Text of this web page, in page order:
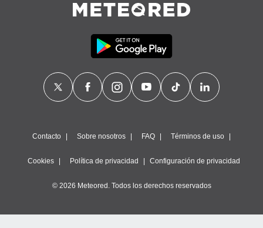
Contacto Sobre nosotros FAQ Términos de uso
Cookies Política de privacidad Configuración de privacidad
© 2026 Meteored. Todos los derechos reservados